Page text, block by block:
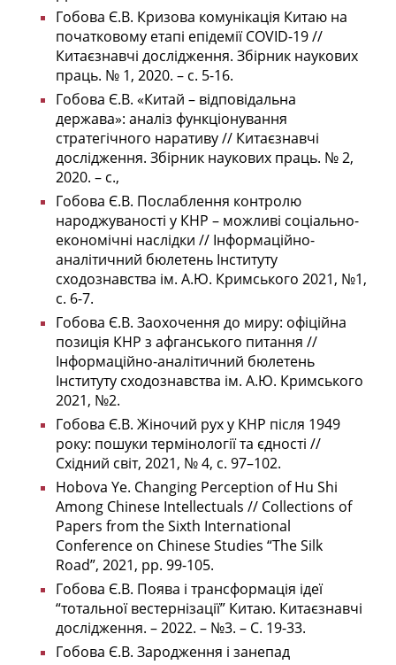
Гобова Є.В. Кризова комунікація Китаю на
початковому етапі епідемії COVID-19 //
Китаєзнавчі дослідження. Збірник наукових
праць. № 1, 2020. – с. 5-16.
Гобова Є.В. «Китай – відповідальна
держава»: аналіз функціонування
стратегічного наративу // Китаєзнавчі
дослідження. Збірник наукових праць. №2,
2020. – с.,
Гобова Є.В. Послаблення контролю
народжуваності у КНР – можливі соціально-
економічні наслідки // Інформаційно-
аналітичний бюлетень Інституту
сходознавства ім. А.Ю. Кримського 2021, №1,
с. 6-7.
Гобова Є.В. Заохочення до миру: офіційна
позиція КНР з афганського питання //
Інформаційно-аналітичний бюлетень
Інституту сходознавства ім. А.Ю. Кримського
2021, №2.
Гобова Є.В. Жіночий рух у КНР після 1949
року: пошуки термінології та єдності //
Східний світ, 2021, № 4, с. 97–102.
Hobova Ye. Changing Perception of Hu Shi
Among Chinese Intellectuals // Collections of
Papers from the Sixth International
Conference on Chinese Studies “The Silk
Road”, 2021, pp. 99-105.
Гобова Є.В. Поява і трансформація ідеї
“тотальної вестернізації” Китаю. Китаєзнавчі
дослідження. – 2022. – №3. – С. 19-33.
Гобова Є.В. Зародження і занепад